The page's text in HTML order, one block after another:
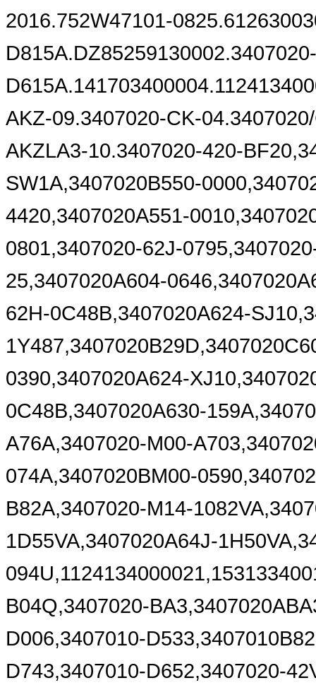
2016.752W47101-
AKZ-09.3407020-CK-
AKZLA3-10.3407020-420-
SW1A,3407020B550-
4420,3407020A551-
0801,3407020-62J-
25,3407020A604-
62H-0C48B,3407020A624-
0390,3407020A624-
0C48B,3407020A630-
A76A,3407020-M00-
074A,3407020BM00-
B82A,3407020-M14-
1D55VA,3407020A64J-
B04Q,3407020-
D006,3407010-
D743,3407010-D652,3407020-